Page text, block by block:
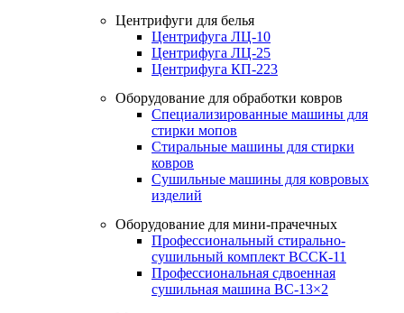
Центрифуги для белья
Центрифуга ЛЦ-10
Центрифуга ЛЦ-25
Центрифуга КП-223
Оборудование для обработки ковров
Специализированные машины для
стирки мопов
Стиральные машины для стирки
ковров
Сушильные машины для ковровых
изделий
Оборудование для мини-прачечных
Профессиональный стирально-
сушильный комплект ВССК-11
Профессиональная сдвоенная
сушильная машина ВС-13×2